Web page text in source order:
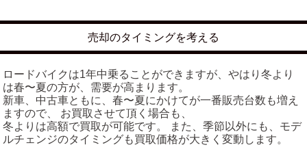
売却のタイミングを考える
ロードバイクは1年中乗ることができますが、やはり冬より
は春〜夏の方が、需要が高まります。
新車、中古車ともに、春〜夏にかけてが一番販売台数も増え
ますので、 お買取させて頂く場合も、
冬よりは高額で買取が可能です。 また、季節以外にも、モデ
ルチェンジのタイミングも買取価格が大きく変動します。